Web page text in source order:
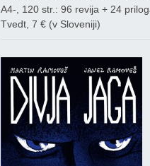
A4-, 120 str.: 96 revija + 24
Tvedt, 7 € (v Sloveniji)